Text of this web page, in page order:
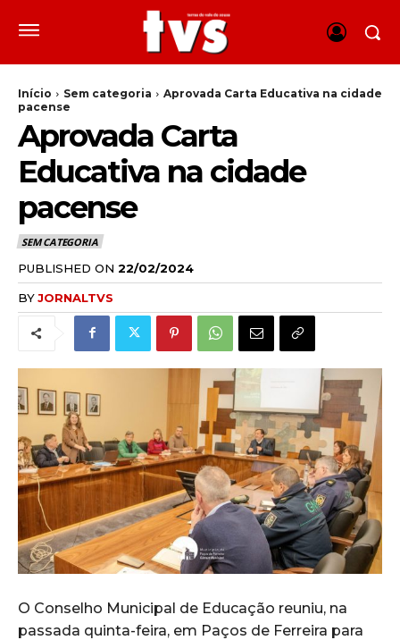
Início Sem categoria
Aprovada Carta Educativa na cidade
pacense
Aprovada Carta
Educativa na cidade
pacense
SEM CATEGORIA
PUBLISHED ON 22/02/2024
BYJORNALTVS
O Conselho Municipal de Educação reuniu, na
passada quinta-feira, em Paços de Ferreira para